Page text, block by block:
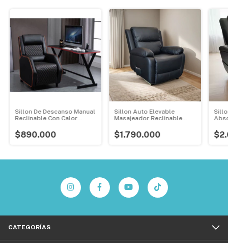
Sillon De Descanso Manual
Reclinable Con Calor
$890.000
Sillon Auto Elevable
Masajeador Reclinable
$1.790.000
CATEGORÍAS